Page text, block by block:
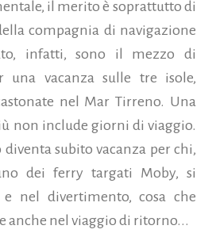
il merito è soprattutto di
compagnia di navigazione
infatti, sono il mezzo di
una vacanza sulle tre isole,
nel Mar Tirreno. Una
non include giorni di viaggio.
subito vacanza per chi,
dei ferry targati Moby, si
nel divertimento, cosa che
anche nel viaggio di ritorno...